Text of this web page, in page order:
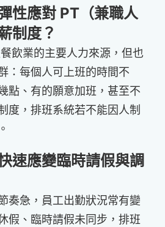
性應對 PT（兼職人
制度？
飲業的主要人力來源，但也
：每個人可上班的時間不
點、有的願意加班，甚至不
度，排班系統若不能因人制
速應變臨時請假與調
奏急，員工出勤狀況常有變
假、臨時請假未同步，排班